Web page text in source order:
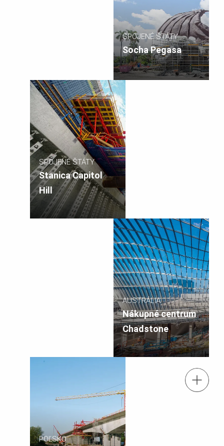
tel.: +421 (0)2 49.209-111
SPOJENÉ ŠTÁTY
Socha Pegasa
SPOJENÉ ŠTÁTY
Stanica Capitol
Hill
AUSTRÁLIA
Nákupné centrum
Chadstone
POĽSKO